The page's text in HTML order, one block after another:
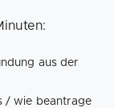
aus der
/ wie beantrage